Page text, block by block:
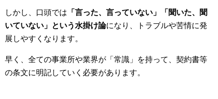
しかし、口頭では 「言った、言っていない」「聞いた、聞
いていない」という水掛け論になり、トラブルや苦情に発
展しやすくなります。
早く、全ての事業所や業界が「常識」を持って、契約書等
の条文に明記していく必要があります。